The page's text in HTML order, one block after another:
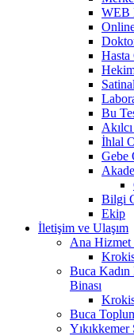
WEB
Hasta
Bu
İhlal
Gebe
Bilgi
Ekip
İletişim ve Ulaşım
Ana Hizmet
Buca
Binası
Buca